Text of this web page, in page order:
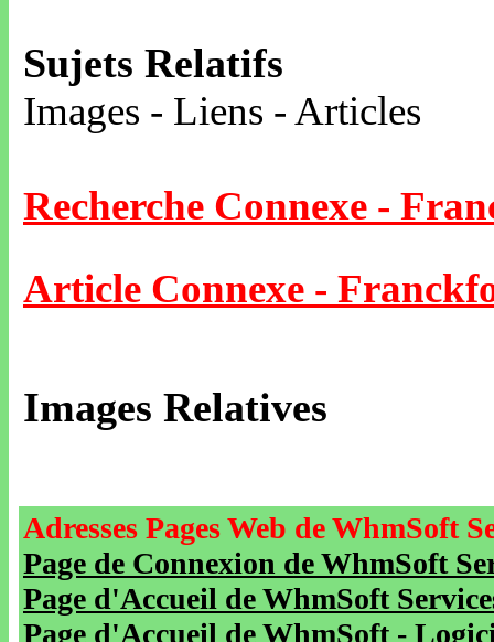
Sujets Relatifs
Images - Liens - Articles
Recherche Connexe -
Article Connexe -
Images Relatives
Adresses Pages Web de WhmSoft
Page de Connexion de WhmSoft
Page d'Accueil de WhmSoft
Page d'Accueil de WhmSoft -